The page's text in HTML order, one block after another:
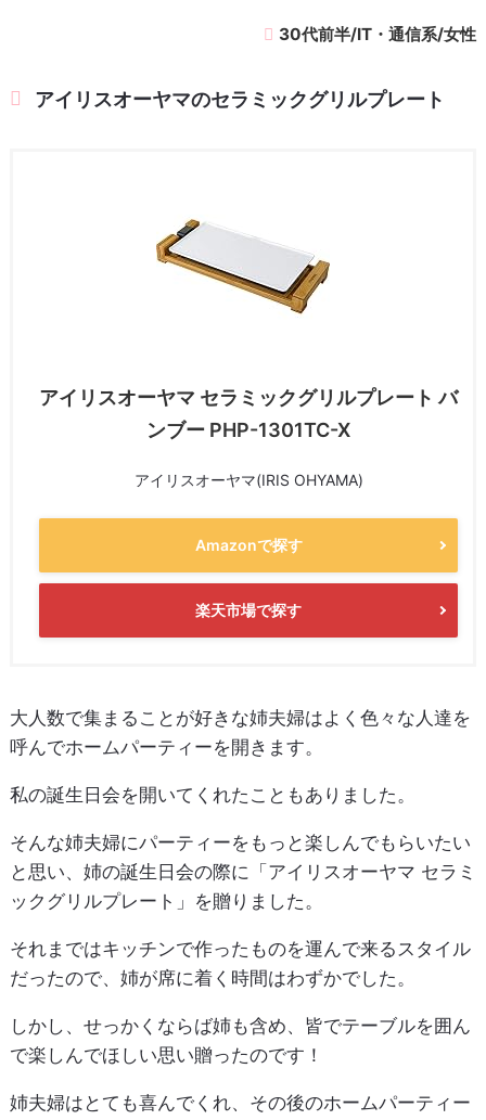
30代前半/IT・通信系/女性
アイリスオーヤマのセラミックグリルプレート
アイリスオーヤマ セラミックグリルプレート バ
ンブー PHP-1301TC-X
アイリスオーヤマ(IRIS OHYAMA)
Amazonで探す
楽天市場で探す
大人数で集まることが好きな姉夫婦はよく色々な人達を
呼んでホームパーティーを開きます。
私の誕生日会を開いてくれたこともありました。
そんな姉夫婦にパーティーをもっと楽しんでもらいたい
と思い、姉の誕生日会の際に「アイリスオーヤマ セラミ
ックグリルプレート」を贈りました。
それまではキッチンで作ったものを運んで来るスタイル
だったので、姉が席に着く時間はわずかでした。
しかし、せっかくならば姉も含め、皆でテーブルを囲ん
で楽しんでほしい思い贈ったのです！
姉夫婦はとても喜んでくれ、その後のホームパーティー